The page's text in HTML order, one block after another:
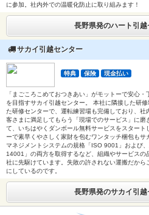
に参加。社内外での温暖化防止に取り組みます！
長野県発のハート引
サカイ引越センター
特典 保険 現金払い
「まごころこめておつきあい」がモットーで安心
を目指すサカイ引越センター。 本社に隣接した研
た研修センターで、運転練習場も完備しており、
客さまに満足してもらう「現場でのサービス」に磨
て、いちはやくダンボール無料サービスをスター
ーで素早くやさしく家財を包むワンタッチ梱包も
マネジメントシステムの規格「ISO 9001」および
14001」の両方を取得するなど、組織やサービス
社に先駆けています。失敗の許されない運搬だか
にしているのです。
長野県発のサカイ引